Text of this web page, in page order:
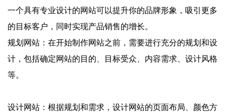
一个具有专业设计的网站可以提升你的品牌形象，吸引更多
的目标客户，同时实现产品销售的增长。
规划网站：在开始制作网站之前，需要进行充分的规划和设
计，包括确定网站的目的、目标受众、内容需求、设计风格
等。
设计网站：根据规划和需求，设计网站的页面布局、颜色方